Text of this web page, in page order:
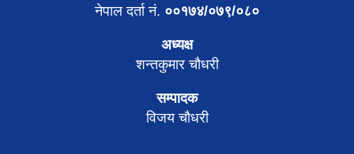
नेपाल दर्ता नं. ००१७४/०७९/०८०
अध्यक्ष
शन्तकुमार चौधरी
सम्पादक
विजय चौधरी